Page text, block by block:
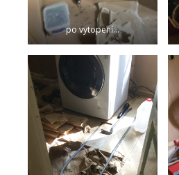
po vytopení…